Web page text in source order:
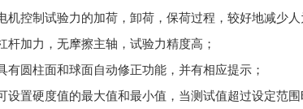
机控制试验力的加荷，卸荷，保荷过程，较好地减少人
杆加力，无摩擦主轴，试验力精度高；
有圆柱面和球面自动修正功能，并有相应提示；
设置硬度值的最大值和最小值，当测试值超过设定范围